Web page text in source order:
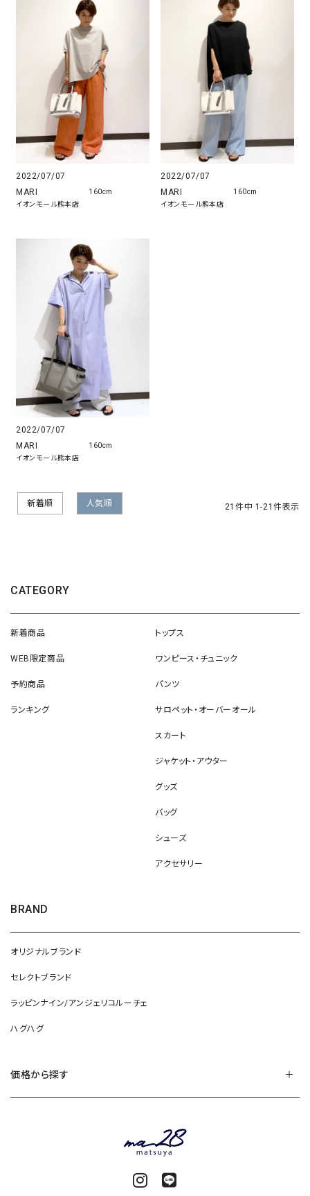
2022/07/07
MARI
イオンモール熊本店
160cm
2022/07/07
MARI
イオンモール熊本店
160cm
2022/07/07
MARI
イオンモール熊本店
160cm
新着順 人気順 21 件中 1-21件表示
CATEGORY
新着商品
WEB限定商品
予約商品
ランキング
トップス
ワンピース・チュニック
パンツ
サロペット・オーバーオール
スカート
ジャケット・アウター
グッズ
バッグ
シューズ
アクセサリー
BRAND
オリジナルブランド
セレクトブランド
ラッピンナイン/アンジェリコルーチェ
ハグハグ
価格から探す